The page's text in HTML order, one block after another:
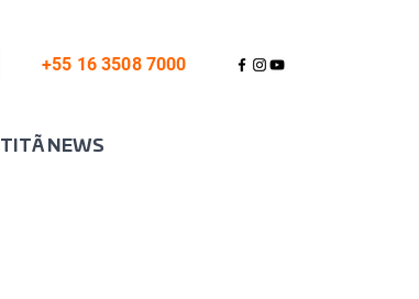
+55 16 3508 7000
TITÃ NEWS